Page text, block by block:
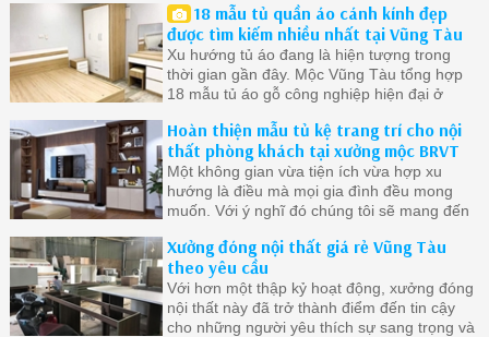
18 mẫu tủ quần áo cánh kính đẹp
được tìm kiếm nhiều nhất tại Vũng Tàu
Xu hướng tủ áo đang là hiện tượng trong
thời gian gần đây. Mộc Vũng Tàu tổng hợp
18 mẫu tủ áo gỗ công nghiệp hiện đại ở
Hoàn thiện mẫu tủ kệ trang trí cho nội
thất phòng khách tại xưởng mộc BRVT
Một không gian vừa tiện ích vừa hợp xu
hướng là điều mà mọi gia đình đều mong
muốn. Với ý nghĩ đó chúng tôi sẽ mang đến
nhất
Xưởng đóng nội thất giá rẻ Vũng Tàu
theo yêu cầu
Với hơn một thập kỷ hoạt động, xưởng đóng
nội thất này đã trở thành điểm đến tin cậy
cho những người yêu thích sự sang trọng và